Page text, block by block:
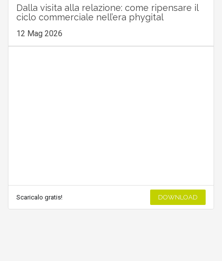
Dalla visita alla relazione: come ripensare il
ciclo commerciale nell’era phygital
12 Mag 2026
Scaricalo gratis! DOWNLOAD